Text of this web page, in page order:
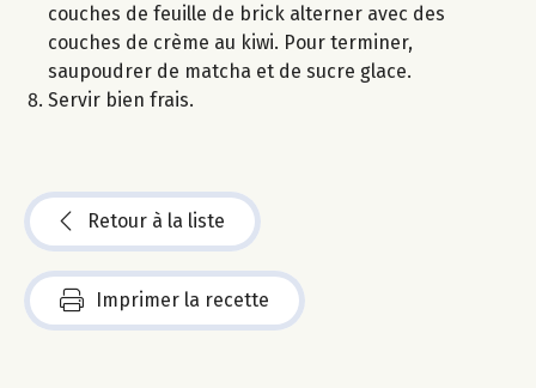
couches de feuille de brick alterner avec des
couches de crème au kiwi. Pour terminer,
saupoudrer de matcha et de sucre glace.
Servir bien frais.
Retour à la liste
Imprimer la recette